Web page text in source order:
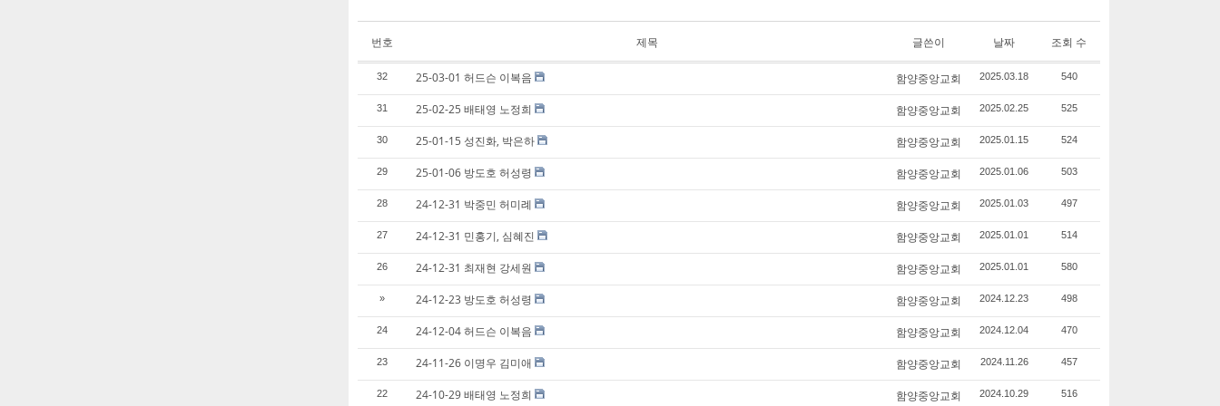
번호 제목 글쓴이 날짜 조회 수
32 25-03-01 허드슨 이복음 함양중앙교회 2025.03.18 540
31 25-02-25 배태영 노정희 함양중앙교회 2025.02.25 525
30 25-01-15 성진화, 박은하 함양중앙교회 2025.01.15 524
29 25-01-06 방도호 허성령 함양중앙교회 2025.01.06 503
28 24-12-31 박중민 허미례 함양중앙교회 2025.01.03 497
27 24-12-31 민홍기, 심혜진 함양중앙교회 2025.01.01 514
26 24-12-31 최재현 강세원 함양중앙교회 2025.01.01 580
» 24-12-23 방도호 허성령 함양중앙교회 2024.12.23 498
24 24-12-04 허드슨 이복음 함양중앙교회 2024.12.04 470
23 24-11-26 이명우 김미애 함양중앙교회 2024.11.26 457
22 24-10-29 배태영 노정희 함양중앙교회 2024.10.29 516